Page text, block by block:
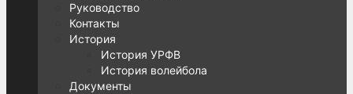
Руководство
Контакты
История
История УРФВ
История волейбола
Документы